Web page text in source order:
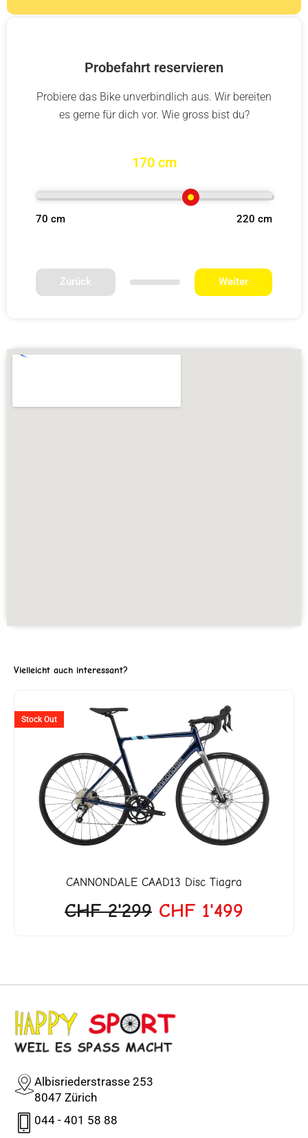
Probefahrt reservieren
Probiere das Bike unverbindlich aus. Wir bereiten
es gerne für dich vor. Wie gross bist du?
170 cm
70 cm 220 cm
Zurück Weiter
Vielleicht auch interessant?
Stock Out
CANNONDALE CAAD13 Disc Tiagra
CHF2'299
Ursprünglicher
Preis
war:
CHF 2'299
CHF 1'499
ist:
CHF
Albisriederstrasse 253
8047 Zürich
044 - 401 58 88